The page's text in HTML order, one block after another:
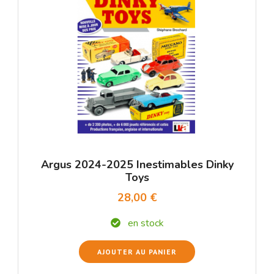
Argus 2024-2025 Inestimables Dinky
Toys
28,00 €
en stock
AJOUTER AU PANIER